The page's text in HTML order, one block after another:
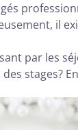
il
par les
stages?